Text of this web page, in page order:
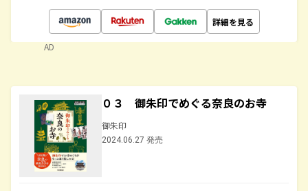
詳細を見る
AD
０３ 御朱印でめぐる奈良のお寺
御朱印
2024.06.27 発売